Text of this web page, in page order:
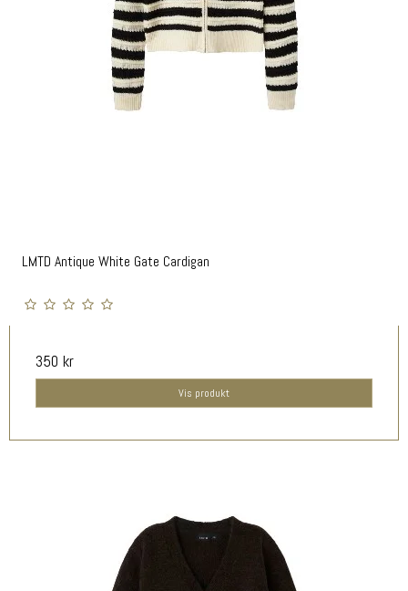
LMTD Antique White Gate Cardigan
350 kr
Vis produkt